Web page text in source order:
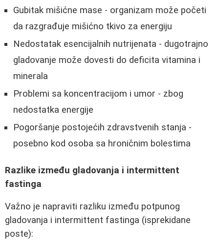
Gubitak mišićne mase - organizam može početi
da razgrađuje mišićno tkivo za energiju
Nedostatak esencijalnih nutrijenata - dugotrajno
gladovanje može dovesti do deficita vitamina i
minerala
Problemi sa koncentracijom i umor - zbog
nedostatka energije
Pogoršanje postojećih zdravstvenih stanja -
posebno kod osoba sa hroničnim bolestima
Razlike između gladovanja i intermittent
fastinga
Važno je napraviti razliku između potpunog
gladovanja i intermittent fastinga (isprekidane
poste):